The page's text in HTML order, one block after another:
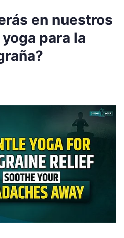
en nuestros
para la